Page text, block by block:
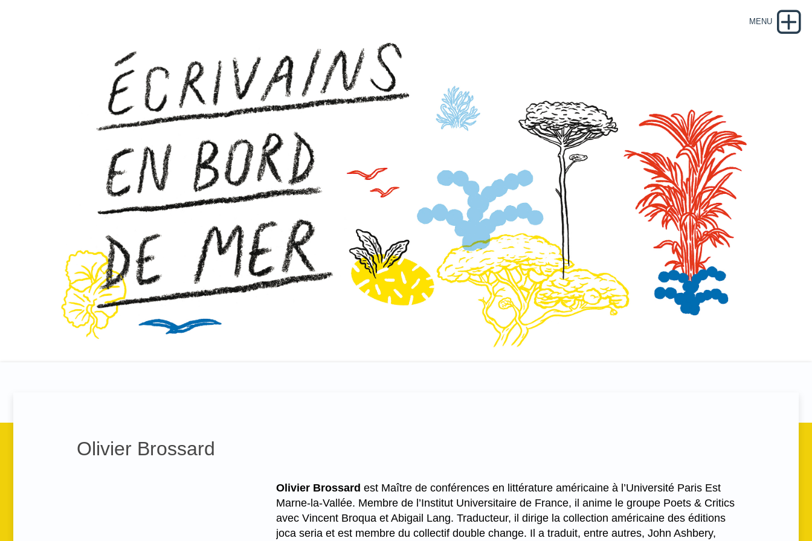
Olivier Brossard
Olivier Brossard est Maître de conférences en littérature américaine à l’Université Paris Est
Marne-la-Vallée. Membre de l’Institut Universitaire de France, il anime le groupe Poets & Critics
avec Vincent Broqua et Abigail Lang. Traducteur, il dirige la collection américaine des éditions
joca seria et est membre du collectif double change. Il a traduit, entre autres, John Ashbery,